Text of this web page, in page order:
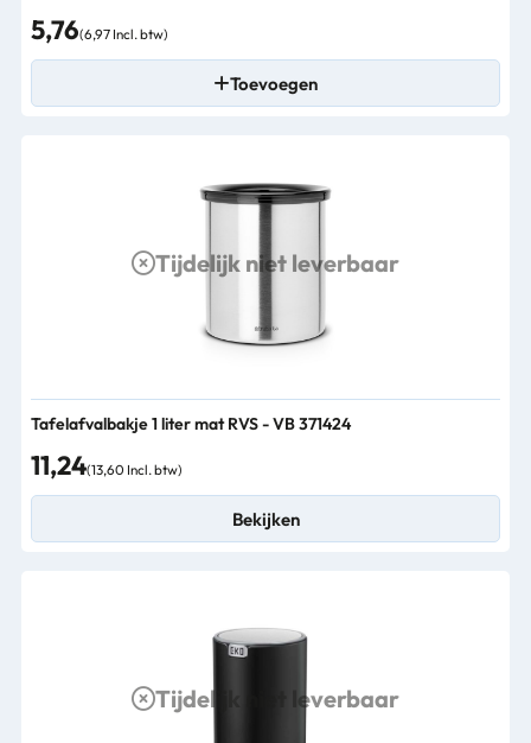
5,76(6,97 Incl. btw)
Toevoegen
Tijdelijk niet leverbaar
Tafelafvalbakje 1 liter mat RVS - VB 371424
11,24(13,60 Incl. btw)
Bekijken
Tijdelijk niet leverbaar